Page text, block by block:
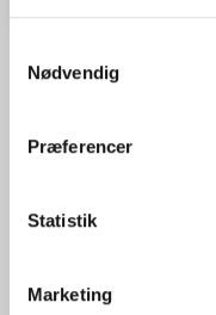
Nødvendig
Præferencer
Statistik
Marketing
Der er endnu ikke